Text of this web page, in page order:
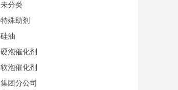
未分类
特殊助剂
硅油
硬泡催化剂
软泡催化剂
集团分公司